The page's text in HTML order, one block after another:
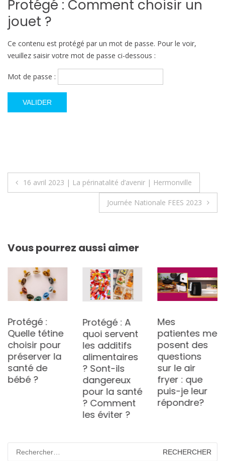
Protégé : Comment choisir un
jouet ?
Ce contenu est protégé par un mot de passe. Pour le voir,
veuillez saisir votre mot de passe ci-dessous :
Mot de passe :
Navigation
16 avril 2023 | La périnatalité d’avenir | Hermonville
Journée Nationale FEES 2023
Vous pourrez aussi aimer
Protégé :
Quelle tétine
choisir pour
préserver la
santé de
bébé ?
Protégé : A
quoi servent
les additifs
alimentaires
? Sont-ils
dangereux
pour la santé
? Comment
les éviter ?
Mes
patientes me
posent des
questions
sur le air
fryer : que
puis-je leur
répondre?
Rechercher :